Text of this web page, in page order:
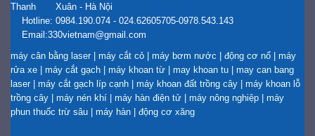
Thanh Xuân - Hà Nội
Hotline: 0984.190.074 - 024.62605705-0978.543.143
Email:330vietnam@gmail.com
máy cân bằng laser | máy cắt cỏ | máy bơm nước | động cơ nổ | máy
rửa xe | máy cắt gạch | máy khoan từ | may khoan tu | may can bang
laser | máy cắt gạch líp cạnh | máy khoan đất trồng cây | máy khoan lỗ
trồng cây | máy nén khí | máy hàn điện tử | máy nông nghiệp | máy
phun thuốc trừ sâu | máy hàn | động cơ xăng